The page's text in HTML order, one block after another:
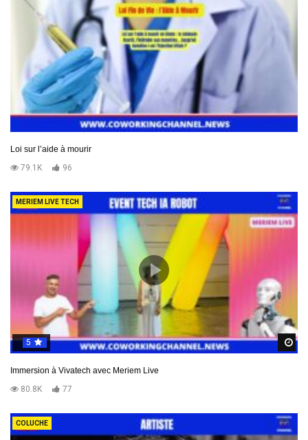
Loi sur l’aide à mourir
79.1K
96
MERIEM LIVE TECH
5
Immersion à Vivatech avec Meriem Live
80.8K
77
COLUCHE